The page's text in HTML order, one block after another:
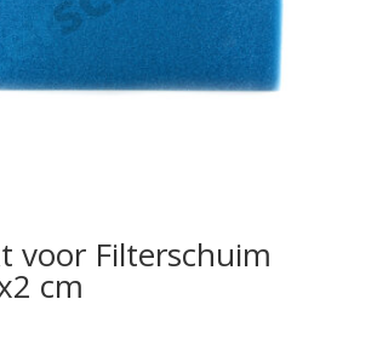
voor Filterschuim
cm